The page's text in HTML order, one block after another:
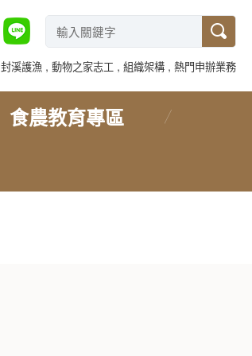
封溪護漁 動物之家志工 組織架構 熱門申辦業務
食農教育專區